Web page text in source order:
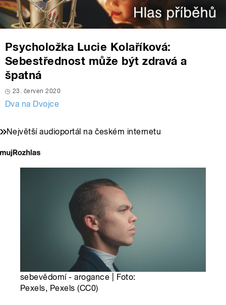
Psycholožka Lucie Kolaříková:
Sebestřednost může být zdravá a
špatná
23. červen 2020
Dva na Dvojce
Největší audioportál na českém internetu
sebevědomí - arogance | Foto:
Pexels, Pexels (CC0)